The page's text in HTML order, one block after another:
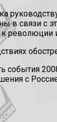
в связи с
к революции
с